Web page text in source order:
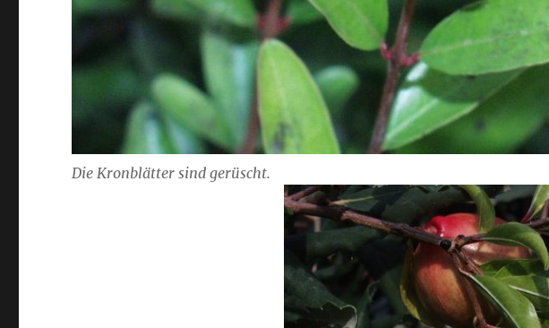
Die Kronblätter sind gerüscht.